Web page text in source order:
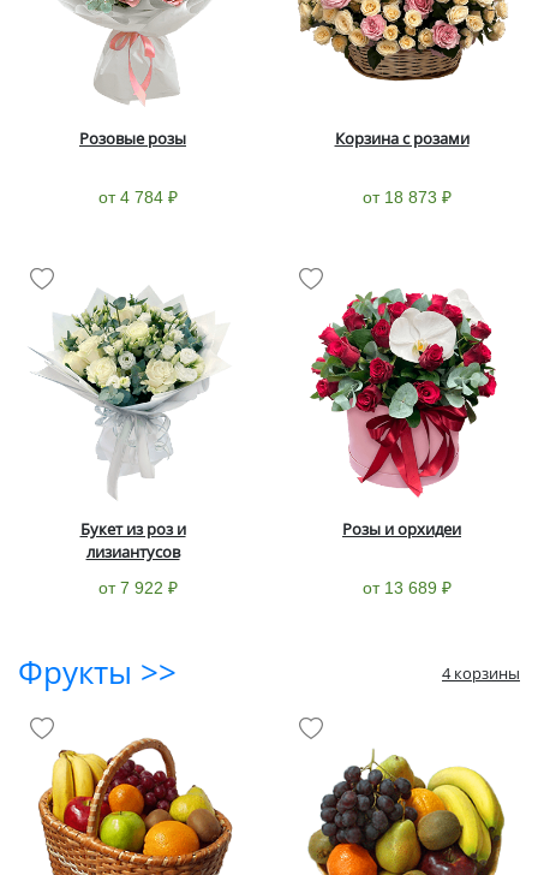
Розовые розы
от 4 784 ₽
Корзина с розами
от 18 873 ₽
Букет из роз и
лизиантусов
от 7 922 ₽
Розы и орхидеи
от 13 689 ₽
Фрукты >> 4 корзины